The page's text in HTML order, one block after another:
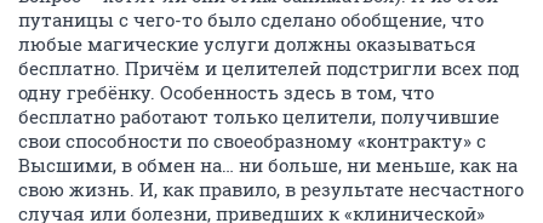
путаницы с чего-то было сделано обобщение, что
любые магические услуги должны оказываться
бесплатно. Причём и целителей подстригли всех под
одну гребёнку. Особенность здесь в том, что
бесплатно работают только целители, получившие
свои способности по своеобразному «контракту» с
Высшими, в обмен на… ни больше, ни меньше, как на
свою жизнь. И, как правило, в результате несчастного
случая или болезни, приведших к «клинической»